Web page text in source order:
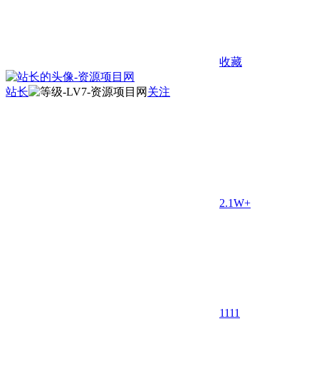
收藏
站长 关注
2.1W+
1111